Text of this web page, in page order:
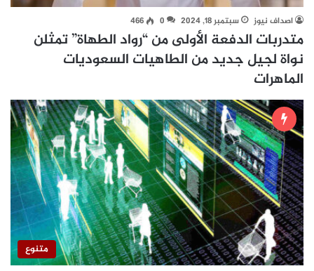
اصداف نيوز سبتمبر 18, 2024 0
466
متدربات الدفعة الأولى من “رواد الطهاة” تمثلن
نواة لجيل جديد من الطاهيات السعوديات
الماهرات
متنوع